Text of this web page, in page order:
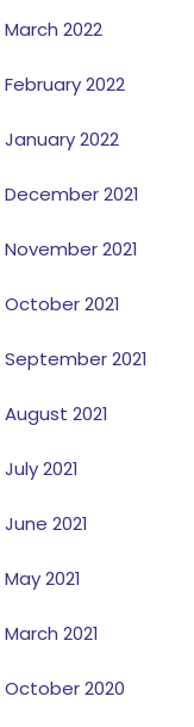
March 2022
February 2022
January 2022
December 2021
November 2021
October 2021
September 2021
August 2021
July 2021
June 2021
May 2021
March 2021
October 2020